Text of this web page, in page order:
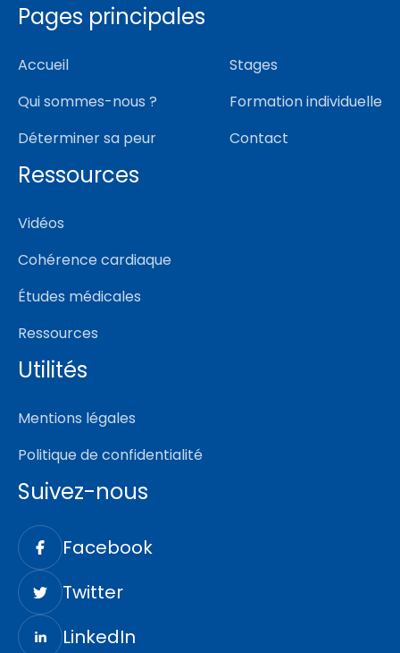
Pages principales
Accueil
Qui sommes-nous ?
Déterminer sa peur
Stages
Formation individuelle
Contact
Ressources
Vidéos
Cohérence cardiaque
Études médicales
Ressources
Utilités
Mentions légales
Politique de confidentialité
Suivez-nous
Facebook
Twitter
LinkedIn